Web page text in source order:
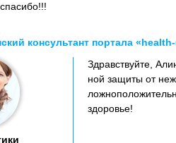
консультант портала
Здравствуйте,
ной защиты от
здоровье!